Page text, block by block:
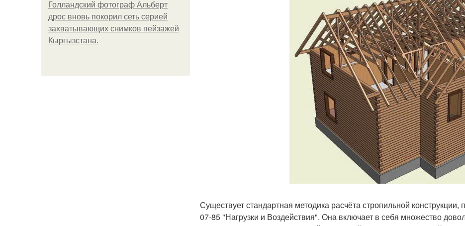
Голландский фотограф Альберт
дрос вновь покорил сеть серией
захватывающих снимков пейзажей
Кыргызстана.
Существует стандартная методика расчёта стропильной
07-85 "Нагрузки и Воздействия". Она включает в себя множество